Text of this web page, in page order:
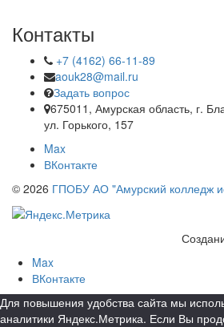
Контакты
+7 (4162) 66-11-89
aouk28@mail.ru
Задать вопрос
675011, Амурская область, г.
ул. Горького, 157
Max
ВКонтакте
© 2026 ГПОБУ АО "Амурский колледж
Max
ВКонтакте
Для повышения удобства сайта мы
аналитики Яндекс.Метрика. Если Вы